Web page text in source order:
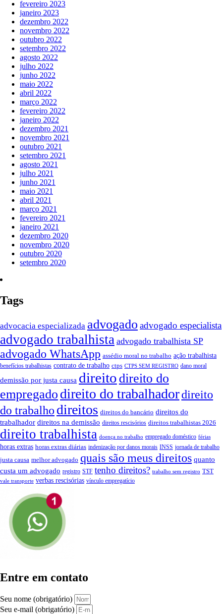
fevereiro 2023
janeiro 2023
dezembro 2022
novembro 2022
outubro 2022
setembro 2022
agosto 2022
julho 2022
junho 2022
maio 2022
abril 2022
março 2022
fevereiro 2022
janeiro 2022
dezembro 2021
novembro 2021
outubro 2021
setembro 2021
agosto 2021
julho 2021
junho 2021
maio 2021
abril 2021
março 2021
fevereiro 2021
janeiro 2021
dezembro 2020
novembro 2020
outubro 2020
setembro 2020
Tags
advocacia especializada advogado advogado especialista
advogado trabalhista advogado trabalhista SP
advogado WhatsApp assédio moral no trabalho ação trabalhista
benefícios trabalhistas contrato de trabalho ctps CTPS SEM REGISTRO dano moral
demissão por justa causa direito direito do
empregado direito do trabalhadordireito
do trabalho direitos direitos do bancário direitos do
trabalhador direitos na demissão direitos rescisórios direitos trabalhistas 2026
direito trabalhista doença no trabalho empregado doméstico férias
horas extras horas extras diárias indenização por danos morais INSS jornada de trabalho
justa causa melhor advogado quais são meus direitos quanto
custa um advogado registro STF tenho direitos? trabalho sem registro TST
vale transporte verbas rescisórias vínculo empregatício
Entre em contato
Seu nome (obrigatório)
Seu e-mail (obrigatório)